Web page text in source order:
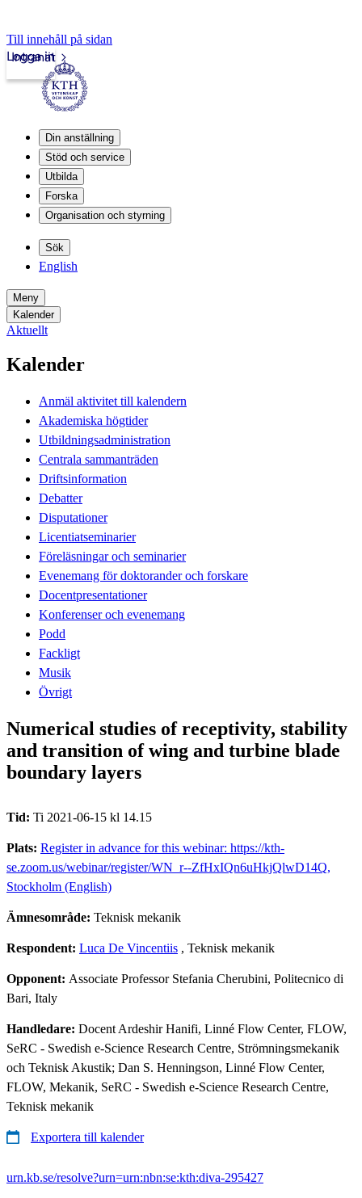
Till innehåll på sidan
Intranät
Logga in
Din anställning
Stöd och service
Utbilda
Forska
Organisation och styrning
Sök
English
Meny
Kalender
Aktuellt
Kalender
Anmäl aktivitet till kalendern
Akademiska högtider
Utbildningsadministration
Centrala sammanträden
Driftsinformation
Debatter
Disputationer
Licentiatseminarier
Föreläsningar och seminarier
Evenemang för doktorander och forskare
Docentpresentationer
Konferenser och evenemang
Podd
Fackligt
Musik
Övrigt
Numerical studies of receptivity, stability
and transition of wing and turbine blade
boundary layers
Tid: Ti 2021-06-15 kl 14.15
Plats: Register in advance for this webinar: https://kth-
se.zoom.us/webinar/register/WN_r--ZfHxIQn6uHkjQlwD14Q,
Stockholm (English)
Ämnesområde: Teknisk mekanik
Respondent: Luca De Vincentiis , Teknisk mekanik
Opponent: Associate Professor Stefania Cherubini, Politecnico di
Bari, Italy
Handledare: Docent Ardeshir Hanifi, Linné Flow Center, FLOW,
SeRC - Swedish e-Science Research Centre, Strömningsmekanik
och Teknisk Akustik; Dan S. Henningson, Linné Flow Center,
FLOW, Mekanik, SeRC - Swedish e-Science Research Centre,
Teknisk mekanik
Exportera till kalender
urn.kb.se/resolve?urn=urn:nbn:se:kth:diva-295427